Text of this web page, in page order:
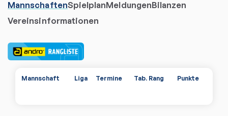
MannschaftenSpielplanMeldungenBilanzen
Vereinsinformationen
Mannschaft Liga Termine Tab. Rang Punkte